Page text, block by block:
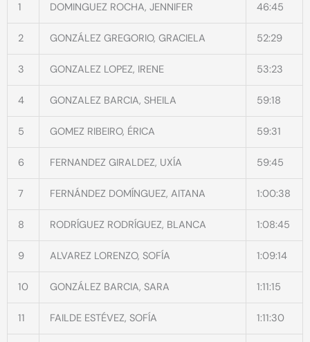
1 DOMINGUEZ ROCHA, JENNIFER 46:45
2 GONZÁLEZ GREGORIO, GRACIELA 52:29
3 GONZALEZ LOPEZ, IRENE 53:23
4 GONZALEZ BARCIA, SHEILA 59:18
5 GOMEZ RIBEIRO, ÉRICA 59:31
6 FERNANDEZ GIRALDEZ, UXÍA 59:45
7 FERNÁNDEZ DOMÍNGUEZ, AITANA 1:00:38
8 RODRÍGUEZ RODRÍGUEZ, BLANCA 1:08:45
9 ALVAREZ LORENZO, SOFÍA 1:09:14
10 GONZÁLEZ BARCIA, SARA 1:11:15
11 FAILDE ESTÉVEZ, SOFÍA 1:11:30